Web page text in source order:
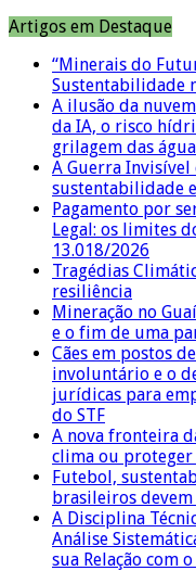
Artigos em Destaque
“Minerais do
Sustentabilidade
A ilusão da
da IA, o risco
grilagem das
A Guerra Invisível
sustentabilidade
Pagamento por
Legal: os limites
13.018/2026
Tragédias
resiliência
Mineração no
e o fim de uma
Cães em postos
involuntário e o
jurídicas para
do STF
A nova fronteira
clima ou proteger
Futebol,
brasileiros
A Disciplina
Análise
sua Relação com